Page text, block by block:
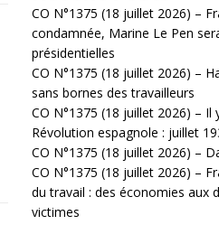
CO N°1375 (18 juillet 2026) –
condamnée, Marine Le Pen
présidentielles
CO N°1375 (18 juillet 2026) –
sans bornes des travailleurs
CO N°1375 (18 juillet 2026) – Il
Révolution espagnole : juillet
CO N°1375 (18 juillet 2026) –
CO N°1375 (18 juillet 2026) –
du travail : des économies aux
victimes